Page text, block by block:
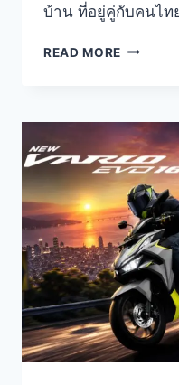
บ้าน ที่อยู่คู่กับคนไท
READ MORE